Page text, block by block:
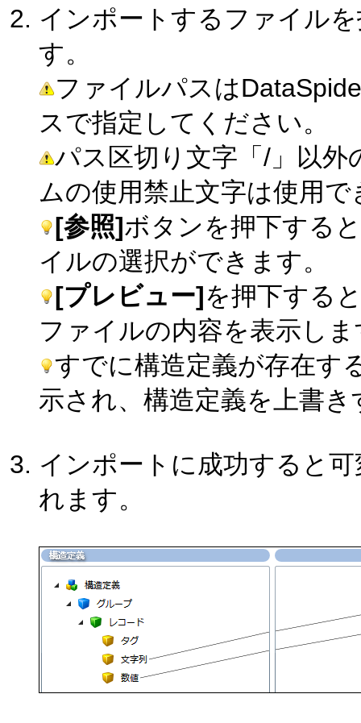
インポートするファイル
す。
ファイルパスは
スで指定してください。
パス区切り文字「/」以
ムの使用禁止文字は使用
[参照]ボタンを押下する
イルの選択ができます。
[プレビュー]を押下する
ファイルの内容を表示しま
すでに構造定義が存在す
示され、構造定義を上書
インポートに成功すると
れます。